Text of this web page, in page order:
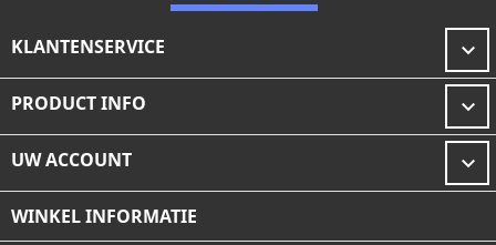
KLANTENSERVICE 
PRODUCT INFO 
UW ACCOUNT 
WINKEL INFORMATIE